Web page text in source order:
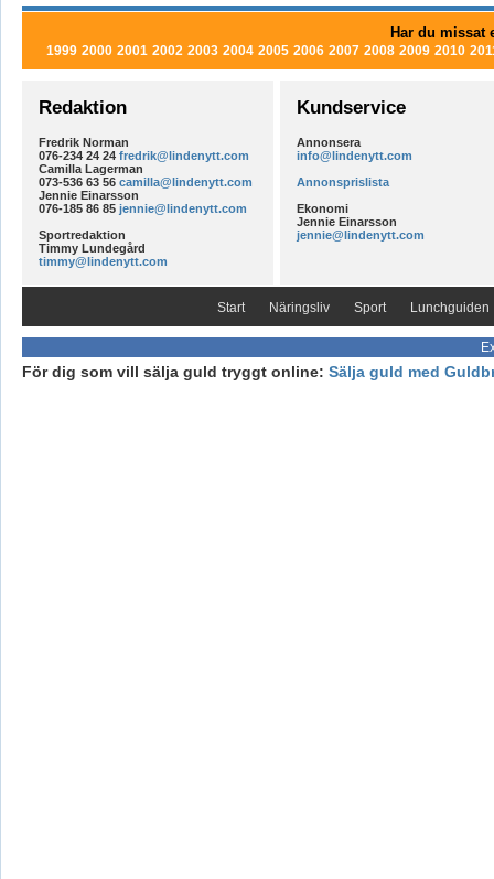
Har du missat
1999 2000 2001 2002 2003 2004 2005 2006 2007 2008 2009 2010
Redaktion
Fredrik Norman
076-234 24 24 fredrik@lindenytt.com
Camilla Lagerman
073-536 63 56 camilla@lindenytt.com
Jennie Einarsson
076-185 86 85 jennie@lindenytt.com
Sportredaktion
Timmy Lundegård
timmy@lindenytt.com
Kundservice
Annonsera
info@lindenytt.com
Annonsprislista
Ekonomi
Jennie Einarsson
jennie@lindenytt.com
Start Näringsliv Sport Lunchguiden
För dig som vill sälja guld tryggt online: Sälja guld med